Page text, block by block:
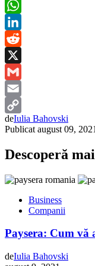
Messenger
WhatsApp
LinkedIn
Reddit
X
Gmail
Email
Copy
deIulia Bahovski
Publicat august 09, 2021
Descoperă
Business
Companii
Paysera: Cum
deIulia Bahovski